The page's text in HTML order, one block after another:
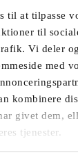
til at tilpasse
til
Vi deler
med
kombinere
givet dem,
tjenester.
du